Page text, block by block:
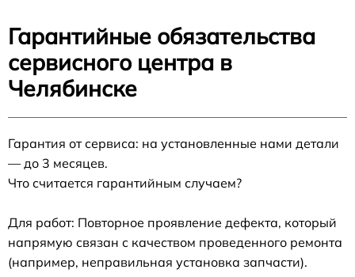
Гарантийные обязательства
сервисного центра в
Челябинске
Гарантия от сервиса: на установленные нами детали
— до 3 месяцев.
Что считается гарантийным случаем?
Для работ: Повторное проявление дефекта, который
напрямую связан с качеством проведенного ремонта
(например, неправильная установка запчасти).